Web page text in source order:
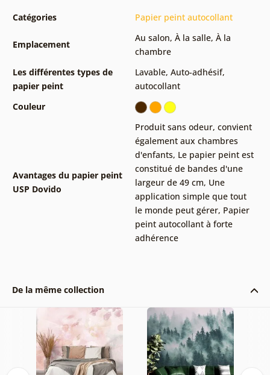
Catégories Papier peint autocollant
Emplacement
Au salon, À la salle, À la
chambre
Les différentes types de
papier peint
Lavable, Auto-adhésif,
autocollant
Couleur
Avantages du papier peint
USP Dovido
Produit sans odeur, convient
également aux chambres
d'enfants, Le papier peint est
constitué de bandes d'une
largeur de 49 cm, Une
application simple que tout
le monde peut gérer, Papier
peint autocollant à forte
adhérence
De la même collection